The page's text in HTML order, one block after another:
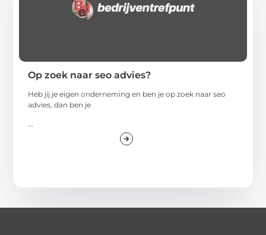
Op zoek naar seo advies?
Heb jij je eigen onderneming en ben je op zoek naar seo
advies, dan ben je